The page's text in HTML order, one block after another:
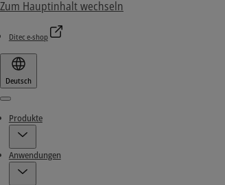
Zum Hauptinhalt wechseln
Ditec e-shop
Deutsch
Menu
Produkte
Anwendungen